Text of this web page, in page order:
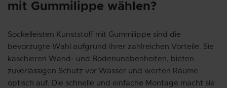
mit Gummilippe wählen?
Sockelleisten Kunststoff mit Gummilippe sind die
bevorzugte Wahl aufgrund ihrer zahlreichen Vorteile. Sie
kaschieren Wand- und Bodenunebenheiten, bieten
zuverlässigen Schutz vor Wasser und werten Räume
optisch auf. Die schnelle und einfache Montage macht sie